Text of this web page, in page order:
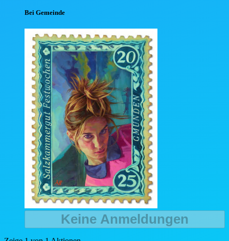
Bei Gemeinde
Keine Anmeldungen